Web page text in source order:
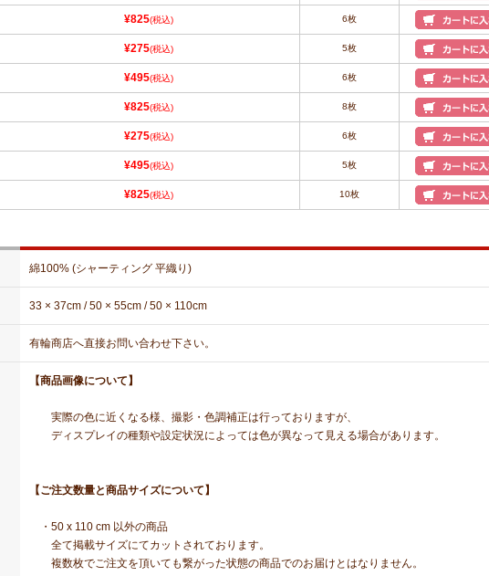
¥825(税込) 6枚
¥275(税込) 5枚
¥495(税込) 6枚
¥825(税込) 8枚
¥275(税込) 6枚
¥495(税込) 5枚
¥825(税込) 10枚
綿100% (シャーティング 平織り)
33 × 37cm / 50 × 55cm / 50 × 110cm
有輪商店へ直接お問い合わせ下さい。
【商品画像について】
実際の色に近くなる様、撮影・色調補正は行っておりますが、
ディスプレイの種類や設定状況によっては色が異なって見える場合があります。
【ご注文数量と商品サイズについて】
・50 x 110 cm 以外の商品
全て掲載サイズにてカットされております。
複数枚でご注文を頂いても繋がった状態の商品でのお届けとはなりません。